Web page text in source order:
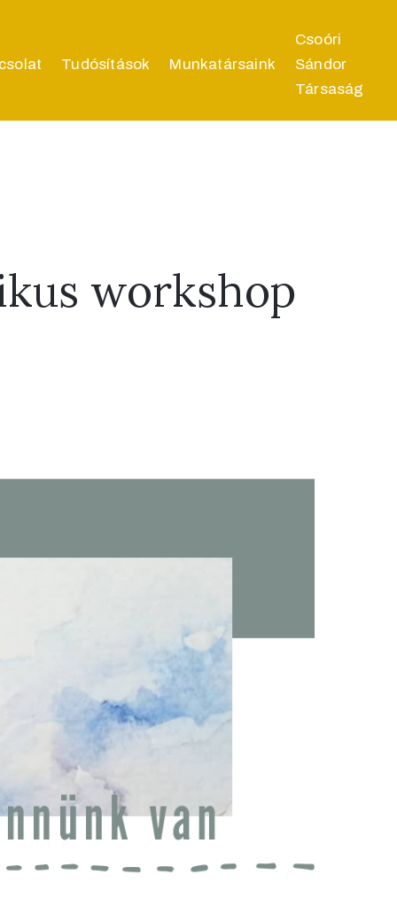
Tudósítások Munkatársaink
Csoóri
Sándor
Társaság
workshop